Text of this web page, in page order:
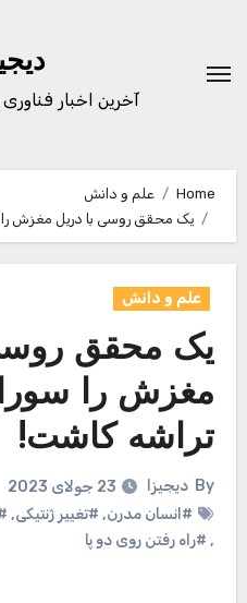
content
آخرین اخبار
Home
علم و دانش
یک محقق روسی با دریل مغزش را
علم و دانش
یک محقق
مغزش را
تراشه کاشت!
By دیجیزا
23 جولای 2023
#انسان مدرن, #تغییر ژنتیکی,
, #راه رفتن روی دو پا